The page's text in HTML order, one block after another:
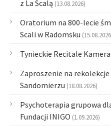
z La Scalą (13.08.2026)
Oratorium na 800-lecie
Scali w Radomsku
Tynieckie Recitale
Zaproszenie na
Sandomierzu (18.08.2026)
Psychoterapia grupowa
Fundacji INIGO (1.09.2026)